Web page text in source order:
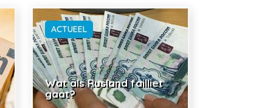
ACTUEEL
Wat als Rusland failliet
gaat?